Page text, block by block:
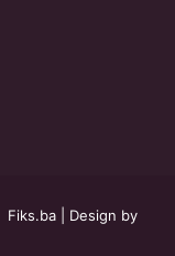
Fiks.ba | Design by